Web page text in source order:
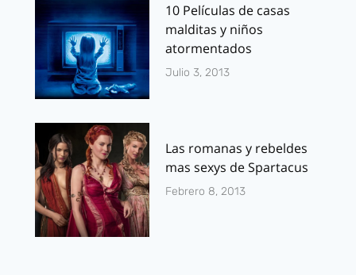
10 Películas de casas
malditas y niños
atormentados
Julio 3, 2013
Las romanas y rebeldes
mas sexys de Spartacus
Febrero 8, 2013